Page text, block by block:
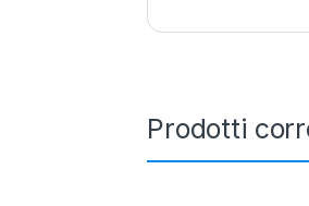
Prodotti